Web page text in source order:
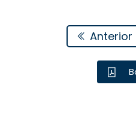
Anterior